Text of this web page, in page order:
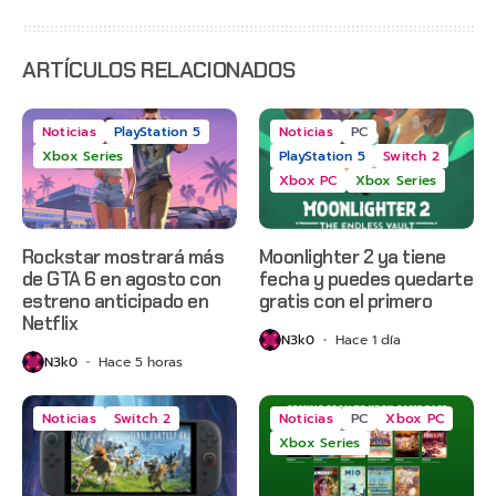
2 y más
ARTÍCULOS RELACIONADOS
Noticias
PlayStation 5
Xbox Series
Rockstar mostrará más
de GTA 6 en agosto con
estreno anticipado en
Netflix
N3k0 Hace 5 horas
Noticias
PC
PlayStation 5
Switch 2
Xbox PC
Xbox Series
Moonlighter 2 ya tiene
fecha y puedes quedarte
gratis con el primero
N3k0 Hace 1 día
Noticias Switch 2 Noticias PC
Xbox PC
Xbox Series